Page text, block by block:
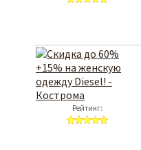
Рейтинг: